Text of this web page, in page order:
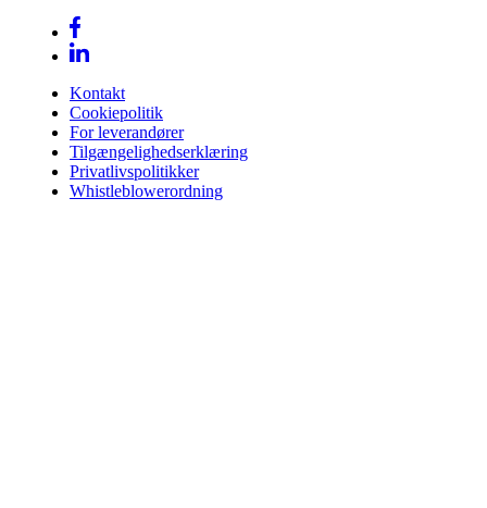
Kontakt
Cookiepolitik
For leverandører
Tilgængelighedserklæring
Privatlivspolitikker
Whistleblowerordning